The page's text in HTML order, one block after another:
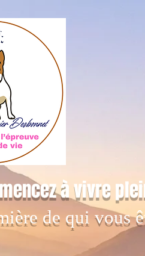
à vivre
de qui vous